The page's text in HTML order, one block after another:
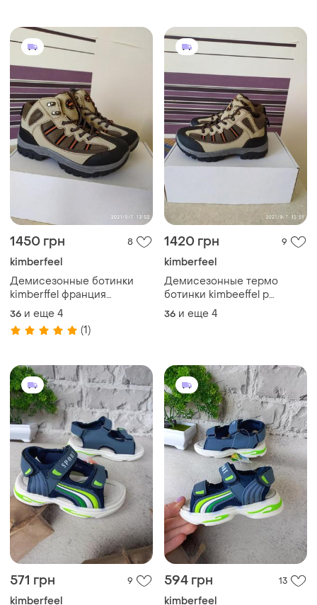
1450 грн 8
kimberfeel
Демисезонные ботинки
kimberffel франция
р.36,37,38,40
36 и еще 4
(1)
1420 грн 9
kimberfeel
Демисезонные термо
ботинки kimbeeffel р
36,37,38,39,40
36 и еще 4
571 грн 9
kimberfeel
594 грн 13
kimberfeel